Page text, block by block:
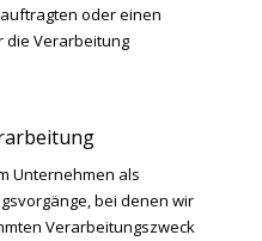
oder einen
die Verarbeitung
Unternehmen als
bei denen wir
Verarbeitungszweck